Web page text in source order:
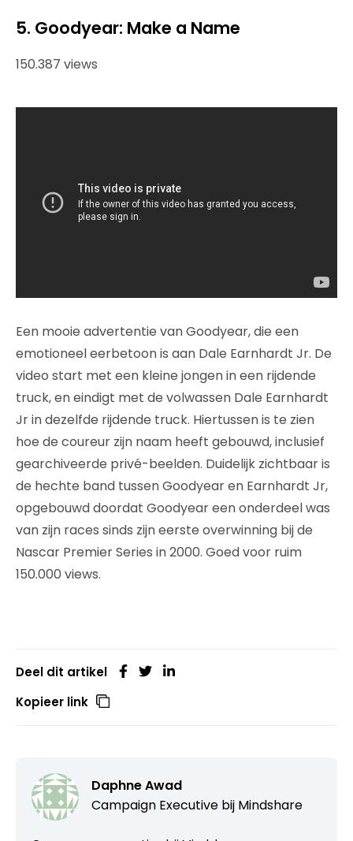
5. Goodyear: Make a Name
150.387 views
Een mooie advertentie van Goodyear, die een
emotioneel eerbetoon is aan Dale Earnhardt Jr. De
video start met een kleine jongen in een rijdende
truck, en eindigt met de volwassen Dale Earnhardt
Jr in dezelfde rijdende truck. Hiertussen is te zien
hoe de coureur zijn naam heeft gebouwd, inclusief
gearchiveerde privé-beelden. Duidelijk zichtbaar is
de hechte band tussen Goodyear en Earnhardt Jr,
opgebouwd doordat Goodyear een onderdeel was
van zijn races sinds zijn eerste overwinning bij de
Nascar Premier Series in 2000. Goed voor ruim
150.000 views.
Deel dit artikel
Kopieer link
Daphne Awad
Campaign Executive bij Mindshare